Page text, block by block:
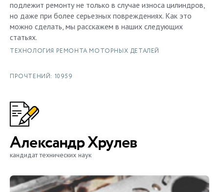
подлежит ремонту не только в случае износа цилиндров,
но даже при более серьезных повреждениях. Как это
можно сделать, мы расскажем в наших следующих
статьях.
ТЕХНОЛОГИЯ РЕМОНТА МОТОРНЫХ ДЕТАЛЕЙ
ПРОЧТЕНИЙ: 10959
Александр Хрулев
кандидат технических наук